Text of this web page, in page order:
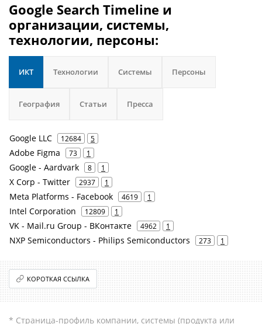
Google Search Timeline и
организации, системы,
технологии, персоны:
ИКТ Технологии Системы Персоны
География Статьи Пресса
Google LLC 12684 5
Adobe Figma 73 1
Google - Aardvark 8 1
X Corp - Twitter 2937 1
Meta Platforms - Facebook 4619 1
Intel Corporation 12809 1
VK - Mail.ru Group - ВКонтакте 4962 1
NXP Semiconductors - Philips Semiconductors 273 1
КОРОТКАЯ ССЫЛКА
* Страница-профиль компании, системы (продукта или